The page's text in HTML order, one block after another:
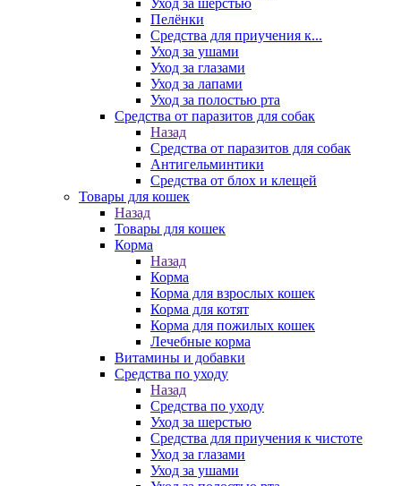
Уход за шерстью
Пелёнки
Средства для приучения к...
Уход за ушами
Уход за глазами
Уход за лапами
Уход за полостью рта
Средства от паразитов для собак
Назад
Средства от паразитов для собак
Антигельминтики
Средства от блох и клещей
Товары для кошек
Назад
Товары для кошек
Корма
Назад
Корма
Корма для взрослых кошек
Корма для котят
Корма для пожилых кошек
Лечебные корма
Витамины и добавки
Средства по уходу
Назад
Средства по уходу
Уход за шерстью
Средства для приучения к чистоте
Уход за глазами
Уход за ушами